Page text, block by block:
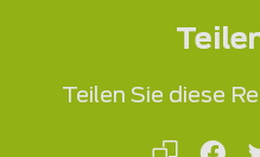
Teilen Sie diese